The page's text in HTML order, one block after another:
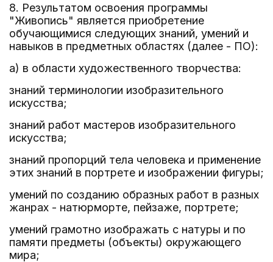
8. Результатом освоения программы
"Живопись" является приобретение
обучающимися следующих знаний, умений и
навыков в предметных областях (далее - ПО):
а) в области художественного творчества:
знаний терминологии изобразительного
искусства;
знаний работ мастеров изобразительного
искусства;
знаний пропорций тела человека и применение
этих знаний в портрете и изображении фигуры;
умений по созданию образных работ в разных
жанрах - натюрморте, пейзаже, портрете;
умений грамотно изображать с натуры и по
памяти предметы (объекты) окружающего
мира;